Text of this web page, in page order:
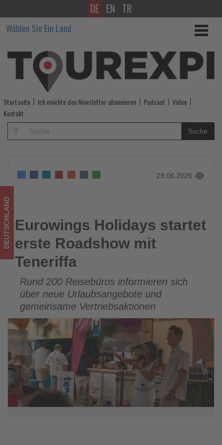
Eurowings
Holidays
startet
erste
Roadshow
mit
Teneriffa
Wissen,
was
im
Tourismus
los
ist!
DE EN TR
Wählen Sie Ein Land
Startseite Ich möchte den Newsletter abonnieren Podcast
Video
Kontakt
Suche
29.06.2026
Eurowings Holidays startet erste Roadshow mit Teneriffa
DEUTSCHLAND Eurowings Holidays startet
erste Roadshow mit
Teneriffa
Rund 200 Reisebüros informieren sich
über neue Urlaubsangebote und
gemeinsame Vertriebsaktionen